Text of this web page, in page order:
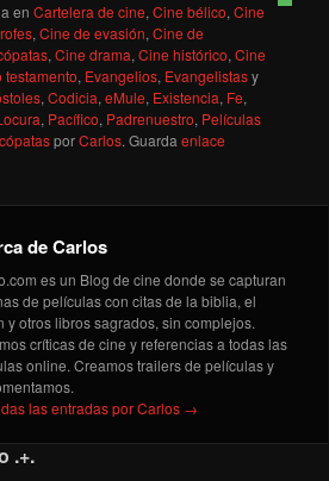
enCartelera de cine,Cine bélico,Cine
,Cine de evasión,Cine de
,Cine drama,Cine histórico,Cine
testamento, Evangelios, Evangelistasy
,Codicia,eMule, Existencia, Fe,
, Pacífico, Padrenuestro, Películas
porCarlos. Guardaenlace
de Carlos
es un Blog de cine donde se capturan
de películas con citas de la biblia, el
y otros libros sagrados, sin complejos.
críticas de cine y referencias a todas las
online. Creamos trailers de películas y
las entradas por Carlos →
.+.